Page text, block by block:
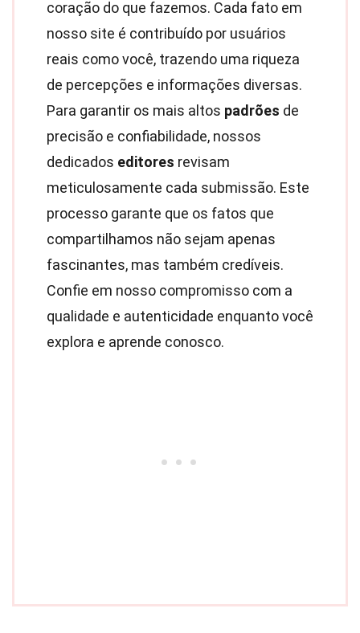
coração do que fazemos. Cada fato em
nosso site é contribuído por usuários
reais como você, trazendo uma riqueza
de percepções e informações diversas.
Para garantir os mais altos padrões de
precisão e confiabilidade, nossos
dedicados editores revisam
meticulosamente cada submissão. Este
processo garante que os fatos que
compartilhamos não sejam apenas
fascinantes, mas também credíveis.
Confie em nosso compromisso com a
qualidade e autenticidade enquanto você
explora e aprende conosco.